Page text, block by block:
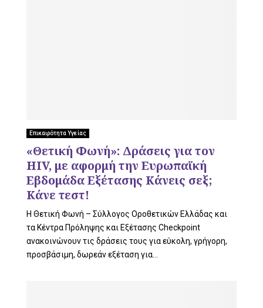
Επικαιρότητα Υγείας
«Θετική Φωνή»: Δράσεις για τον
HIV, με αφορμή την Ευρωπαϊκή
Εβδομάδα Εξέτασης Κάνεις σεξ;
Κάνε τεστ!
Η Θετική Φωνή – Σύλλογος Οροθετικών Ελλάδας και
τα Κέντρα Πρόληψης και Εξέτασης Checkpoint
ανακοινώνουν τις δράσεις τους για εύκολη, γρήγορη,
προσβάσιμη, δωρεάν εξέταση για...